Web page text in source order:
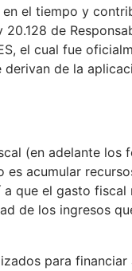
el tiempo y
de
el cual fue
de la
(en adelante los
acumular
que el gasto
de los ingresos
para financiar